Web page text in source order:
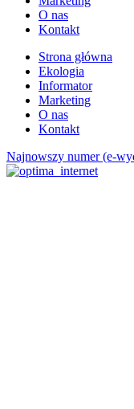
O nas
Kontakt
Strona główna
Ekologia
Informator
Marketing
O nas
Kontakt
Najnowszy numer (e-